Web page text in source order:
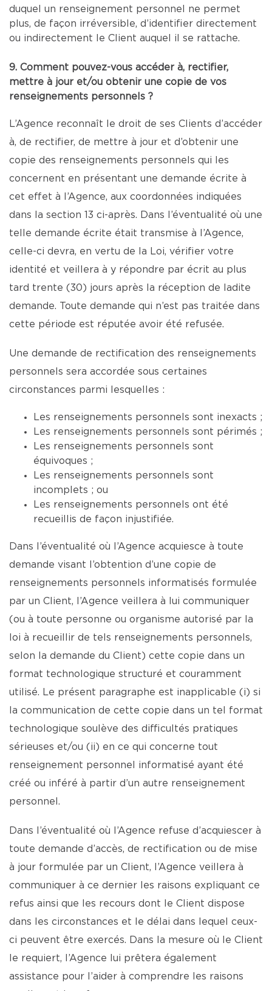
duquel un renseignement personnel ne permet
plus, de façon irréversible, d’identifier directement
ou indirectement le Client auquel il se rattache.
9. Comment pouvez-vous accéder à, rectifier,
mettre à jour et/ou obtenir une copie de vos
renseignements personnels ?
L’Agence reconnaît le droit de ses Clients d’accéder
à, de rectifier, de mettre à jour et d’obtenir une
copie des renseignements personnels qui les
concernent en présentant une demande écrite à
cet effet à l’Agence, aux coordonnées indiquées
dans la section 13 ci-après. Dans l’éventualité où une
telle demande écrite était transmise à l’Agence,
celle-ci devra, en vertu de la Loi, vérifier votre
identité et veillera à y répondre par écrit au plus
tard trente (30) jours après la réception de ladite
demande. Toute demande qui n’est pas traitée dans
cette période est réputée avoir été refusée.
Une demande de rectification des renseignements
personnels sera accordée sous certaines
circonstances parmi lesquelles :
Les renseignements personnels sont inexacts ;
Les renseignements personnels sont périmés ;
Les renseignements personnels sont
équivoques ;
Les renseignements personnels sont
incomplets ; ou
Les renseignements personnels ont été
recueillis de façon injustifiée.
Dans l’éventualité où l’Agence acquiesce à toute
demande visant l’obtention d’une copie de
renseignements personnels informatisés formulée
par un Client, l’Agence veillera à lui communiquer
(ou à toute personne ou organisme autorisé par la
loi à recueillir de tels renseignements personnels,
selon la demande du Client) cette copie dans un
format technologique structuré et couramment
utilisé. Le présent paragraphe est inapplicable (i) si
la communication de cette copie dans un tel format
technologique soulève des difficultés pratiques
sérieuses et/ou (ii) en ce qui concerne tout
renseignement personnel informatisé ayant été
créé ou inféré à partir d’un autre renseignement
personnel.
Dans l’éventualité où l’Agence refuse d’acquiescer à
toute demande d’accès, de rectification ou de mise
à jour formulée par un Client, l’Agence veillera à
communiquer à ce dernier les raisons expliquant ce
refus ainsi que les recours dont le Client dispose
dans les circonstances et le délai dans lequel ceux-
ci peuvent être exercés. Dans la mesure où le Client
le requiert, l’Agence lui prêtera également
assistance pour l’aider à comprendre les raisons